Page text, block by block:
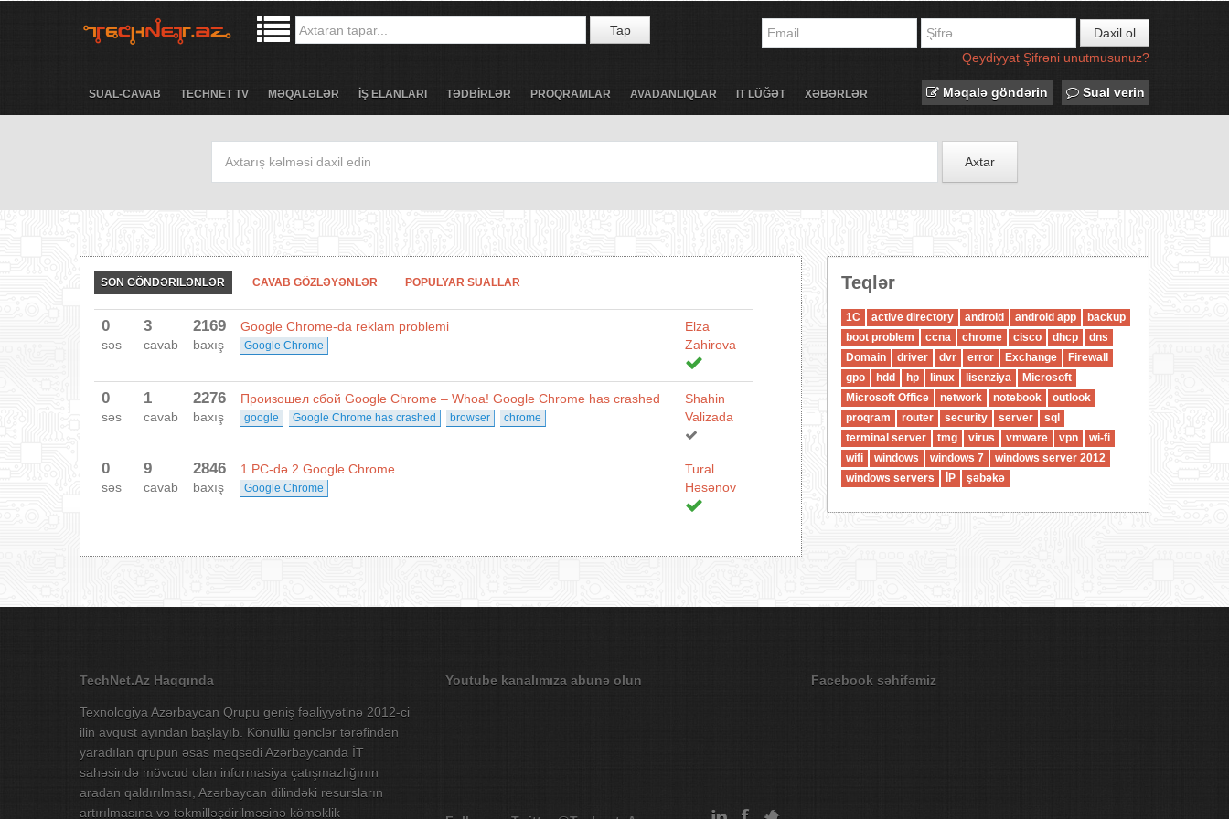
Tap
Daxil ol
Qeydiyyat Şifrəni unutmusunuz?
SUAL-CAVAB TECHNET TV MƏQALƏLƏR İŞ ELANLARI TƏDBİRLƏR PROQRAMLAR AVADANLIQLAR IT LÜĞƏT XƏBƏRLƏR Məqalə göndərin Sual verin
Axtar
SON GÖNDƏRILƏNLƏR CAVAB GÖZLƏYƏNLƏR POPULYAR SUALLAR
0
səs
3
cavab
2169
baxış
Google Chrome-da reklam problemi
Google Chrome
Elza
Zahirova
0
səs
1
cavab
2276
baxış
Произошел сбой Google Chrome – Whoa! Google Chrome has crashed
google Google Chrome has crashed browser chrome
Shahin
Valizada
0
səs
9
cavab
2846
baxış
1 PC-də 2 Google Chrome
Google Chrome
Tural
Həsənov
Teqlər
1C active directory android android app
backup
boot problem
ccna chrome cisco dhcp
dns
Domain
driver dvr error Exchange
Firewall
gpo
hdd hp linux lisenziya
Microsoft
Microsoft Office
network notebook
outlook
proqram
router security server
sql
terminal server
tmg virus vmware vpn
wi-fi
wifi
windows windows 7
windows server 2012
windows servers
İP şəbəkə
TechNet.Az Haqqında
Texnologiya Azərbaycan Qrupu geniş fəaliyyətinə 2012-ci
ilin avqust ayından başlayıb. Könüllü gənclər tərəfindən
yaradılan qrupun əsas məqsədi Azərbaycanda İT
sahəsində mövcud olan informasiya çatışmazlığının
aradan qaldırılması, Azərbaycan dilindəki resursların
artırılmasına və təkmilləşdirilməsinə köməklik
Youtube kanalımıza abunə olun Facebook səhifəmiz